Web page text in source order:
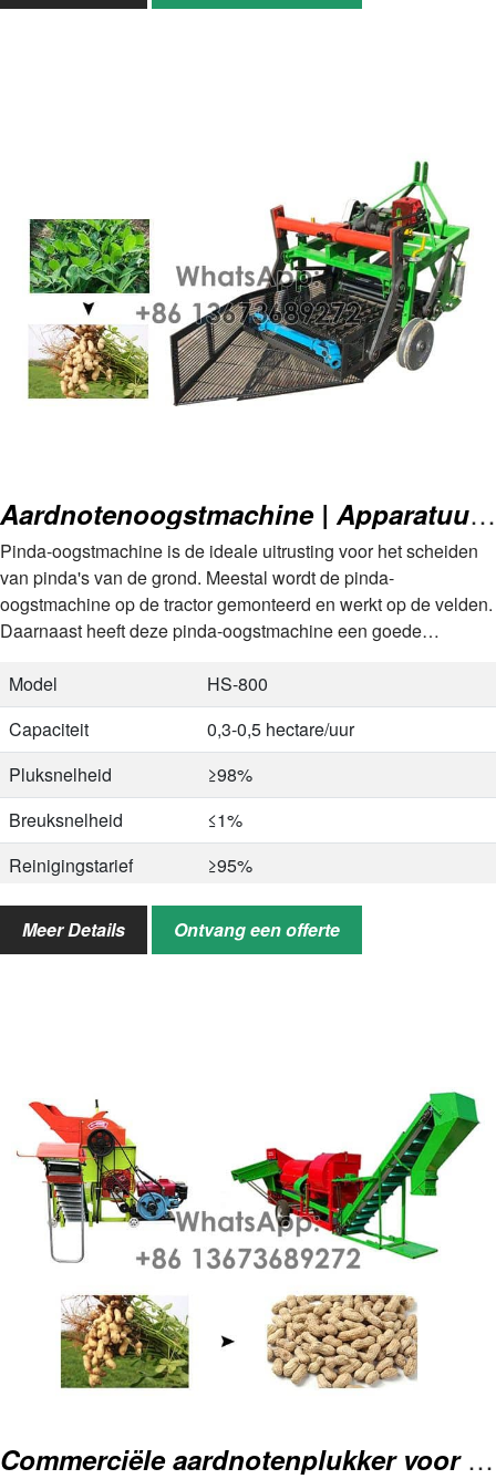
Aardnotenoogstmachine | Apparatuur voor het oogsten van pinda's
Pinda-oogstmachine is de ideale uitrusting voor het scheiden
van pinda's van de grond. Meestal wordt de pinda-
oogstmachine op de tractor gemonteerd en werkt op de velden.
Daarnaast heeft deze pinda-oogstmachine een goede
Model
HS-800
Capaciteit
0,3-0,5 hectare/uur
Pluksnelheid
≥98%
Breuksnelheid
≤1%
Reinigingstarief
≥95%
Gewicht
280 kg
Huis macht
30 pk
Meer Details Ontvang een offerte
Commerciële aardnotenplukker voor het oogsten van pinda's